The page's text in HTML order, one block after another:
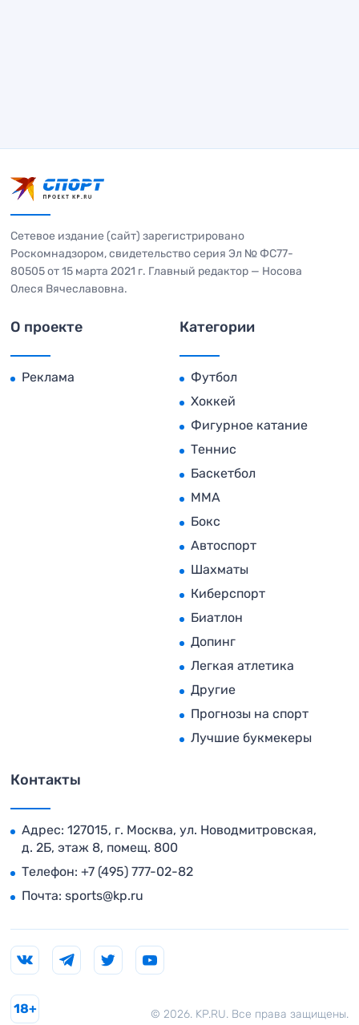
Сетевое издание (сайт) зарегистрировано
Роскомнадзором, свидетельство серия Эл № ФС77-
80505 от 15 марта 2021 г. Главный редактор — Носова
Олеся Вячеславовна.
О проекте
Реклама
Категории
Футбол
Хоккей
Фигурное катание
Теннис
Баскетбол
MMA
Бокс
Автоспорт
Шахматы
Киберспорт
Биатлон
Допинг
Легкая атлетика
Другие
Прогнозы на спорт
Лучшие букмекеры
Контакты
Адрес: 127015, г. Москва, ул. Новодмитровская,
д. 2Б, этаж 8, помещ. 800
Телефон: +7 (495) 777-02-82
Почта: sports@kp.ru
© 2026. KP.RU. Все права защищены.
18+